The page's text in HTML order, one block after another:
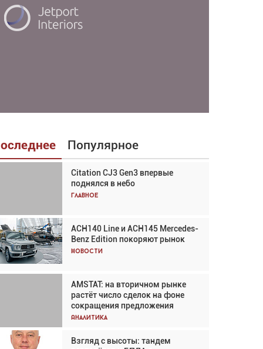
Популярное
Citation CJ3 Gen3 впервые
поднялся в небо
Главное
ACH140 Line и ACH145 Mercedes-
Benz Edition покоряют рынок
Новости
AMSTAT: на вторичном рынке
растёт число сделок на фоне
сокращения предложения
Аналитика
Взгляд с высоты: тандем
Взгляд с высоты: тандем
вертолётов и БПЛА в
спасательных операциях
Авиационный фотограф Дэйв
Кох: «Фотография говорит сама
за себя... а ИИ всё портит»
AMSTAT: на вторичном рынке
растёт число сделок на фоне
сокращения предложения
Аналитика
Частный самолёт – это актив.